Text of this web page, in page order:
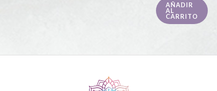
en
AÑADIR
AL
CARRITO